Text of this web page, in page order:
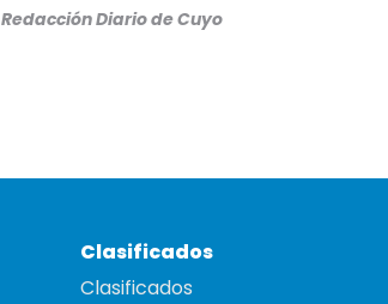
Redacción Diario de Cuyo
Clasificados
Clasificados